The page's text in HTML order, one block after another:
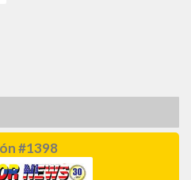
#1398